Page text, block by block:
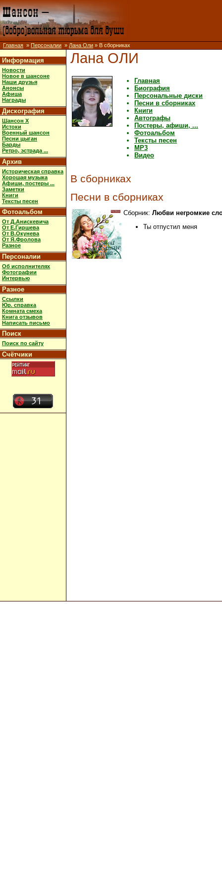
Главная » Персоналии » Лана Оли » В сборниках
Информация
Новости
Новое в шансоне
Наши друзья
Анонсы
Афиша
Награды
Дискография
Шансон X
Истоки
Военный шансон
Песни цыган
Барды
Ретро, эстрада ...
Архив
Историческая справка
Хорошая музыка
Афиши, постеры ...
Заметки
Книги
Тексты песен
Фотоальбом
От Д.Анискевича
От Е.Гиршева
От В.Окунева
От Я.Фролова
Разное
Персоналии
Об исполнителях
Фотографии
Интервью
Разное
Ссылки
Юр. справка
Комната смеха
Книга отзывов
Написать письмо
Поиск
Поиск по сайту
Счётчики
Лана ОЛИ
Главная
Биография
Персональные диски
Песни в сборниках
Книги
Автографы
Постеры, афиши, ...
Фотоальбом
Тексты песен
MP3
Видео
В сборниках
Песни в сборниках
Сборник: Любви негромкие
Ты отпустил меня